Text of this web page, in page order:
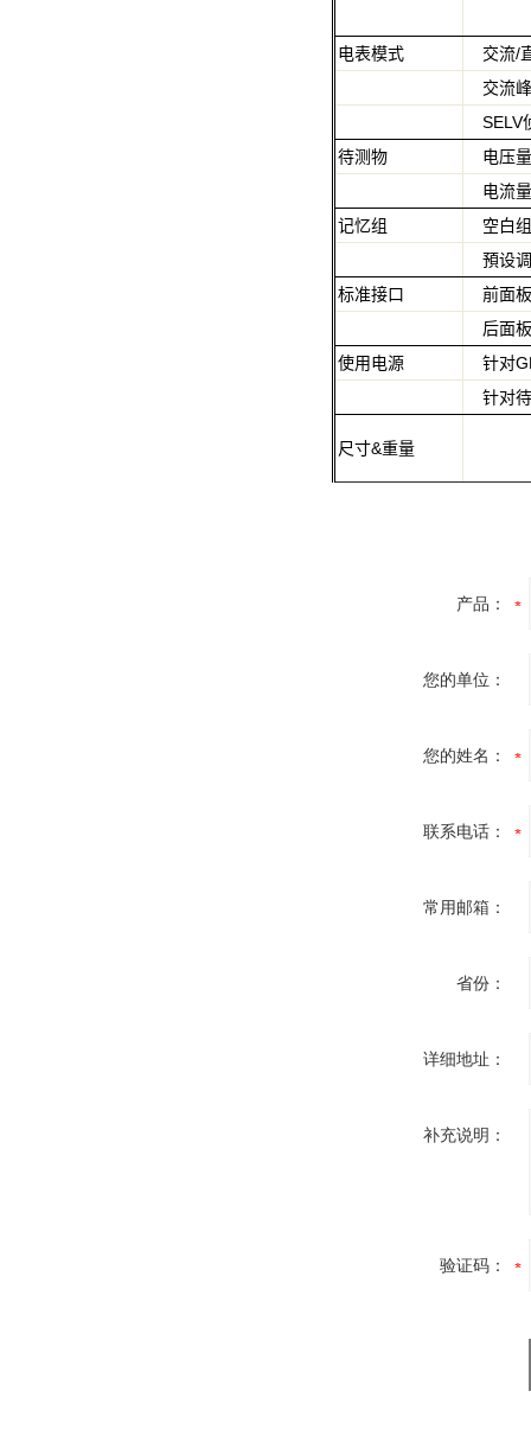
电表模式 交流/
交流
SELV
待测物
电压
电流
记忆组
空白组
預设
标准接口
前面板
后面板
使用电源
针对
针对
尺寸&重量
产品：
您的单位：
您的姓名：
联系电话：
常用邮箱：
省份：
详细地址：
补充说明：
验证码：